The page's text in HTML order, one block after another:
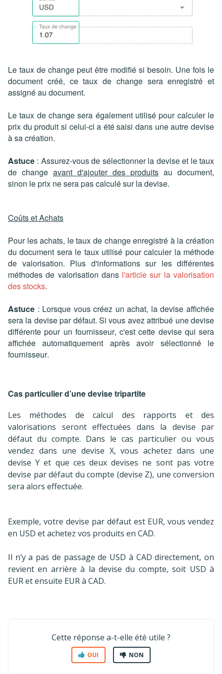
Le taux de change peut être modifié si besoin. Une fois le
document créé, ce taux de change sera enregistré et
assigné au document.
Le taux de change sera également utilisé pour calculer le
prix du produit si celui-ci a été saisi dans une autre devise
à sa création.
Astuce : Assurez-vous de sélectionner la devise et le taux
de change avant d'ajouter des produits au document,
sinon le prix ne sera pas calculé sur la devise.
Coûts et Achats
Pour les achats, le taux de change enregistré à la création
du document sera le taux utilisé pour calculer la méthode
de valorisation. Plus d'informations sur les différentes
méthodes de valorisation dans l'article sur la valorisation
des stocks.
Astuce : Lorsque vous créez un achat, la devise affichée
sera la devise par défaut. Si vous avez attribué une devise
différente pour un fournisseur, c'est cette devise qui sera
affichée automatiquement après avoir sélectionné le
fournisseur.
Cas particulier d’une devise tripartite
Les méthodes de calcul des rapports et des
valorisations seront effectuées dans la devise par
défaut du compte. Dans le cas particulier ou vous
vendez dans une devise X, vous achetez dans une
devise Y et que ces deux devises ne sont pas votre
devise par défaut du compte (devise Z), une conversion
sera alors effectuée.
Exemple, votre devise par défaut est EUR, vous vendez
en USD et achetez vos produits en CAD.
Il n’y a pas de passage de USD à CAD directement, on
revient en arrière à la devise du compte, soit USD à
EUR et ensuite EUR à CAD.
Cette réponse a-t-elle été utile ?
OUI NON